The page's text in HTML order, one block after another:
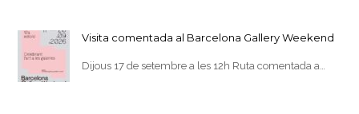
Visita comentada al Barcelona Gallery Weekend
Dijous 17 de setembre a les 12h Ruta comentada a…